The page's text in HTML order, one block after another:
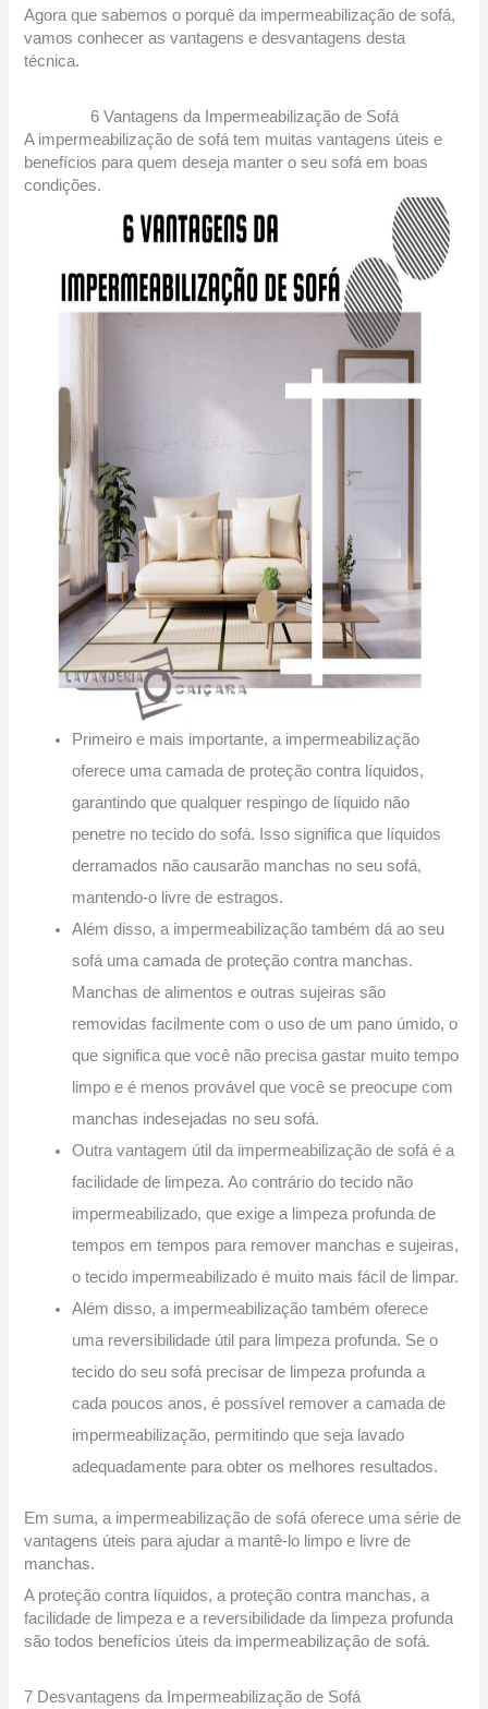
Agora que sabemos o porquê da impermeabilização de sofá,
vamos conhecer as vantagens e desvantagens desta
técnica.
6 Vantagens da Impermeabilização de Sofá
A impermeabilização de sofá tem muitas vantagens úteis e
benefícios para quem deseja manter o seu sofá em boas
condições.
Primeiro e mais importante, a impermeabilização
oferece uma camada de proteção contra líquidos,
garantindo que qualquer respingo de líquido não
penetre no tecido do sofá. Isso significa que líquidos
derramados não causarão manchas no seu sofá,
mantendo-o livre de estragos.
Além disso, a impermeabilização também dá ao seu
sofá uma camada de proteção contra manchas.
Manchas de alimentos e outras sujeiras são
removidas facilmente com o uso de um pano úmido, o
que significa que você não precisa gastar muito tempo
limpo e é menos provável que você se preocupe com
manchas indesejadas no seu sofá.
Outra vantagem útil da impermeabilização de sofá é a
facilidade de limpeza. Ao contrário do tecido não
impermeabilizado, que exige a limpeza profunda de
tempos em tempos para remover manchas e sujeiras,
o tecido impermeabilizado é muito mais fácil de limpar.
Além disso, a impermeabilização também oferece
uma reversibilidade útil para limpeza profunda. Se o
tecido do seu sofá precisar de limpeza profunda a
cada poucos anos, é possível remover a camada de
impermeabilização, permitindo que seja lavado
adequadamente para obter os melhores resultados.
Em suma, a impermeabilização de sofá oferece uma série de
vantagens úteis para ajudar a mantê-lo limpo e livre de
manchas.
A proteção contra líquidos, a proteção contra manchas, a
facilidade de limpeza e a reversibilidade da limpeza profunda
são todos benefícios úteis da impermeabilização de sofá.
7 Desvantagens da Impermeabilização de Sofá